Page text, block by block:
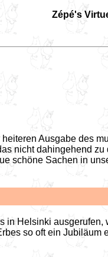
Zépé's
Ausgabe des
nicht dahingehend
schöne Sachen in
in Helsinki ausgerufen,
so oft ein Jubiläum